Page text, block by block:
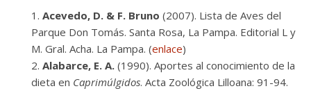
Acevedo, D. & F. Bruno (2007). Lista de Aves del
Parque Don Tomás. Santa Rosa, La Pampa. Editorial L y
M. Gral. Acha. La Pampa. (enlace)
Alabarce, E. A. (1990). Aportes al conocimiento de la
dieta en Caprimúlgidos. Acta Zoológica Lilloana: 91-94.